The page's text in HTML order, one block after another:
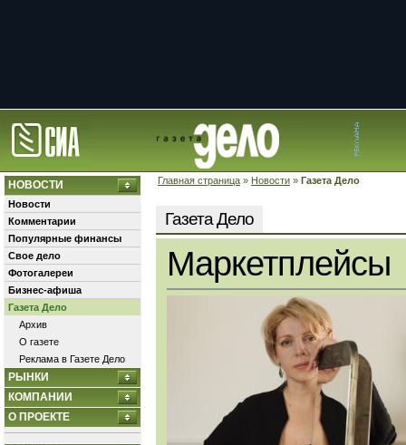
Главная страница » Новости » Газета Дело
НОВОСТИ
Новости
Комментарии
Популярные финансы
Свое дело
Фотогалереи
Бизнес-афиша
Газета Дело
Архив
О газете
Реклама в Газете Дело
РЫНКИ
КОМПАНИИ
О ПРОЕКТЕ
Газета Дело
Маркетплейсы